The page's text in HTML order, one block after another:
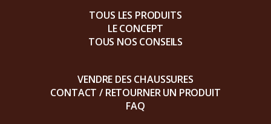
TOUS LES PRODUITS
LE CONCEPT
TOUS NOS CONSEILS
VENDRE DES CHAUSSURES
CONTACT / RETOURNER UN PRODUIT
FAQ